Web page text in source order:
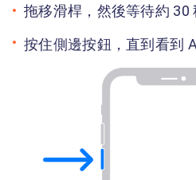
拖移滑桿，然後等待約 30
按住側邊按鈕，直到看到